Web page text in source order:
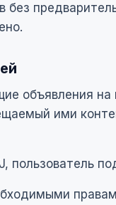
без
объявления на
ими
пользователь